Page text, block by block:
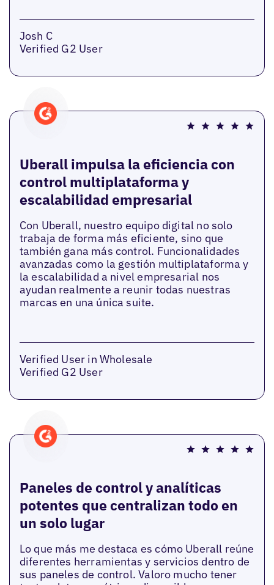
Josh C
Verified G2 User
Uberall impulsa la eficiencia con
control multiplataforma y
escalabilidad empresarial
Con Uberall, nuestro equipo digital no solo
trabaja de forma más eficiente, sino que
también gana más control. Funcionalidades
avanzadas como la gestión multiplataforma y
la escalabilidad a nivel empresarial nos
ayudan realmente a reunir todas nuestras
marcas en una única suite.
Verified User in Wholesale
Verified G2 User
Paneles de control y analíticas
potentes que centralizan todo en
un solo lugar
Lo que más me destaca es cómo Uberall reúne
diferentes herramientas y servicios dentro de
sus paneles de control. Valoro mucho tener